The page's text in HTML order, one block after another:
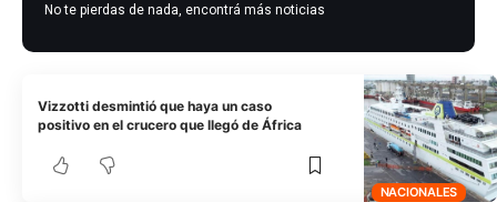
No te pierdas de nada, encontrá más noticias
NACIONALES
Vizzotti desmintió que haya un caso
positivo en el crucero que llegó de África